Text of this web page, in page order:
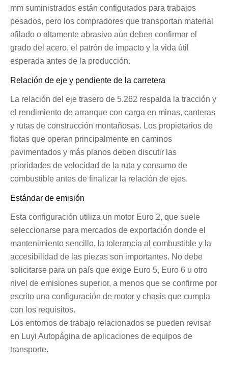
mm suministrados están configurados para trabajos
pesados, pero los compradores que transportan material
afilado o altamente abrasivo aún deben confirmar el
grado del acero, el patrón de impacto y la vida útil
esperada antes de la producción.
Relación de eje y pendiente de la carretera
La relación del eje trasero de 5.262 respalda la tracción y
el rendimiento de arranque con carga en minas, canteras
y rutas de construcción montañosas. Los propietarios de
flotas que operan principalmente en caminos
pavimentados y más planos deben discutir las
prioridades de velocidad de la ruta y consumo de
combustible antes de finalizar la relación de ejes.
Estándar de emisión
Esta configuración utiliza un motor Euro 2, que suele
seleccionarse para mercados de exportación donde el
mantenimiento sencillo, la tolerancia al combustible y la
accesibilidad de las piezas son importantes. No debe
solicitarse para un país que exige Euro 5, Euro 6 u otro
nivel de emisiones superior, a menos que se confirme por
escrito una configuración de motor y chasis que cumpla
con los requisitos.
Los entornos de trabajo relacionados se pueden revisar
en Luyi Autopágina de aplicaciones de equipos de
transporte.